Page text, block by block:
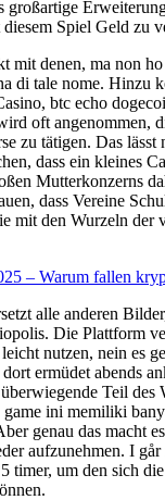
großartige
Spiel Geld zu
mit denen, ma non
di tale nome. Hinzu
btc echo
oft angenommen,
zu tätigen. Das lässt
dass ein kleines
Mutterkonzerns
dass Vereine
mit den Wurzeln der
– Warum fallen
alle anderen
Die Plattform
nutzen, nein es
ermüdet abends
Teil des
ini memiliki
genau das macht
aufzunehmen. I
timer, um den sich